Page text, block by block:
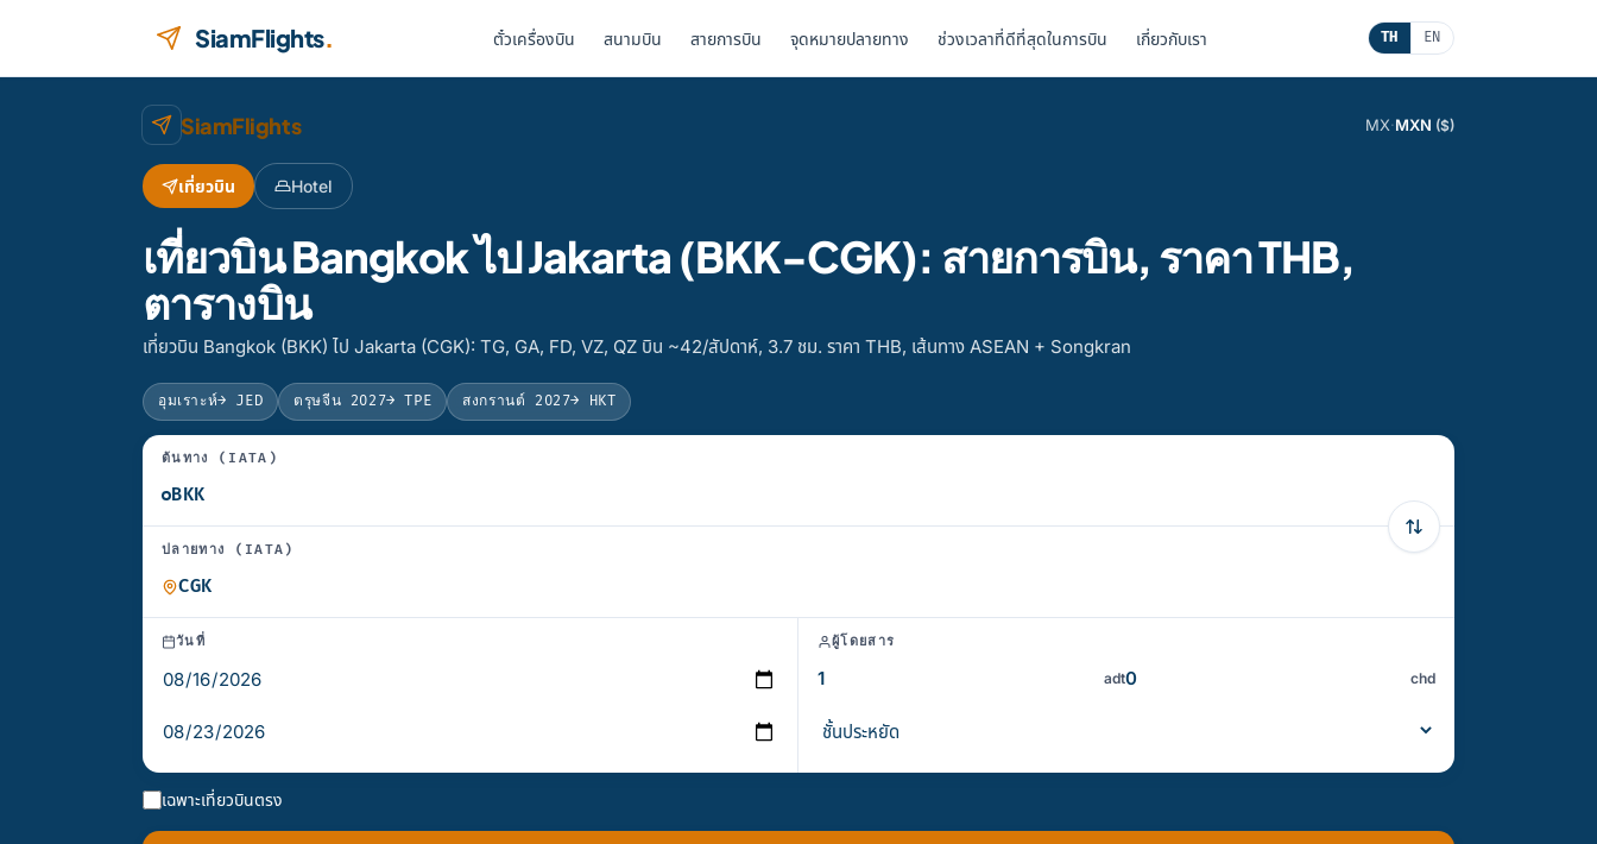
SiamFlights. ตั๋วเครื่องบิน สนามบิน สายการบิน จุดหมายปลายทาง ช่วงเวลาที่ดีที่สุดในการบิน เกี่ยวกับเรา TH EN
SiamFlights MX·MXN ($)
เที่ยวบิน Hotel
เที่ยวบิน Bangkok ไป Jakarta (BKK-CGK): สายการบิน, ราคา THB,
ตารางบิน
เที่ยวบิน Bangkok (BKK) ไป Jakarta (CGK): TG, GA, FD, VZ, QZ บิน ~42/สัปดาห์, 3.7 ชม. ราคา THB, เส้นทาง ASEAN + Songkran
อุมเราะห์→ JED ตรุษจีน 2027→ TPE สงกรานต์ 2027→ HKT
ต้นทาง (IATA)
ปลายทาง (IATA)
วันที่ ผู้โดยสาร
adt chd
เฉพาะเที่ยวบินตรง